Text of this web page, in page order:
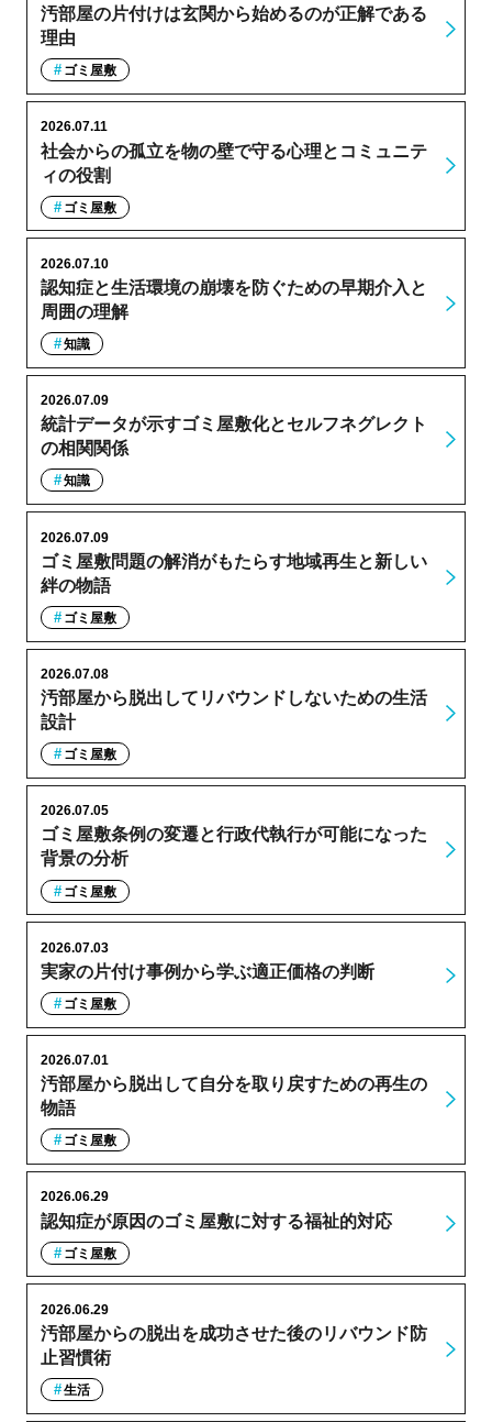
汚部屋の片付けは玄関から始めるのが正解である
理由
ゴミ屋敷
社会からの孤立を物の壁で守る心理とコミュニテ
ィの役割
2026.07.11
ゴミ屋敷
認知症と生活環境の崩壊を防ぐための早期介入と
周囲の理解
2026.07.10
知識
統計データが示すゴミ屋敷化とセルフネグレクト
の相関関係
2026.07.09
知識
ゴミ屋敷問題の解消がもたらす地域再生と新しい
絆の物語
2026.07.09
ゴミ屋敷
汚部屋から脱出してリバウンドしないための生活
設計
2026.07.08
ゴミ屋敷
ゴミ屋敷条例の変遷と行政代執行が可能になった
背景の分析
2026.07.05
ゴミ屋敷
実家の片付け事例から学ぶ適正価格の判断
2026.07.03
ゴミ屋敷
汚部屋から脱出して自分を取り戻すための再生の
物語
2026.07.01
ゴミ屋敷
認知症が原因のゴミ屋敷に対する福祉的対応
2026.06.29
ゴミ屋敷
汚部屋からの脱出を成功させた後のリバウンド防
止習慣術
2026.06.29
生活